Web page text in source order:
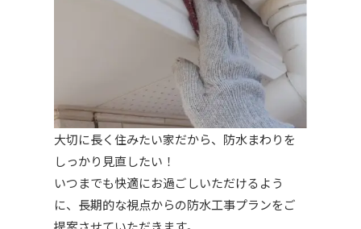
大切に長く住みたい家だから、防水まわりを
しっかり見直したい！
いつまでも快適にお過ごしいただけるよう
に、長期的な視点からの防水工事プランをご